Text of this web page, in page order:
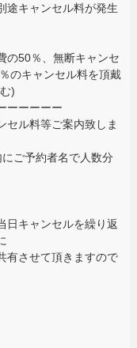
途キャンセル料が発生
の50％、無断キャンセ
のキャンセル料を頂戴
)
ーーーーー
セル料等ご案内致しま
ご予約者名で人数分
日キャンセルを繰り返
有させて頂きますので